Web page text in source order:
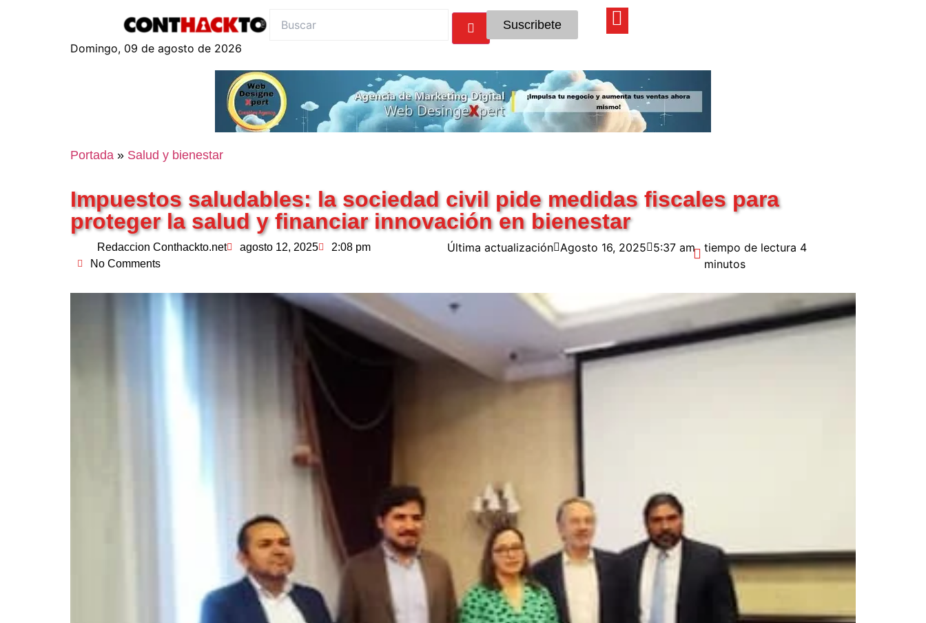
Suscribete
Domingo, 09 de agosto de 2026
Portada » Salud y bienestar
Impuestos saludables: la sociedad civil pide medidas fiscales para
proteger la salud y financiar innovación en bienestar
Redaccion Conthackto.net agosto 12, 2025
2:08 pm
No Comments
Última actualización Agosto 16, 2025 5:37 am